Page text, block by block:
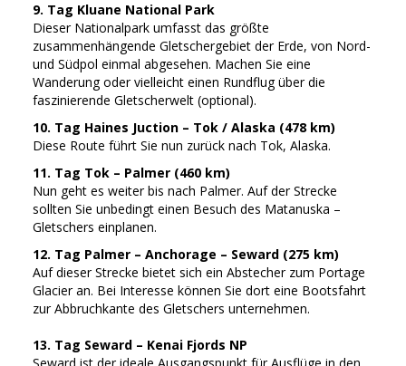
9. Tag Kluane National Park
Dieser Nationalpark umfasst das größte
zusammenhängende Gletschergebiet der Erde, von Nord-
und Südpol einmal abgesehen. Machen Sie eine
Wanderung oder vielleicht einen Rundflug über die
faszinierende Gletscherwelt (optional).
10. Tag Haines Juction – Tok / Alaska (478 km)
Diese Route führt Sie nun zurück nach Tok, Alaska.
11. Tag Tok – Palmer (460 km)
Nun geht es weiter bis nach Palmer. Auf der Strecke
sollten Sie unbedingt einen Besuch des Matanuska –
Gletschers einplanen.
12. Tag Palmer – Anchorage – Seward (275 km)
Auf dieser Strecke bietet sich ein Abstecher zum Portage
Glacier an. Bei Interesse können Sie dort eine Bootsfahrt
zur Abbruchkante des Gletschers unternehmen.
13. Tag Seward – Kenai Fjords NP